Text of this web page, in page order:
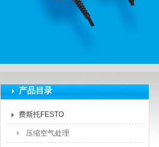
产品目录
费斯托FESTO
压缩空气处理